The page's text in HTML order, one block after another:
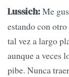
Lussich:Me
estando con
tal vez a largo
aunque a veces
pibe. Nunca